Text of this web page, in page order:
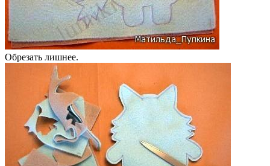
Обрезать лишнее.